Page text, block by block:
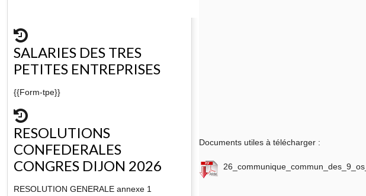
Documents utiles à télécharger :
SALARIES DES TRES
PETITES ENTREPRISES
{{Form-tpe}}
RESOLUTIONS
CONFEDERALES
CONGRES DIJON 2026
RESOLUTION GENERALE annexe 1